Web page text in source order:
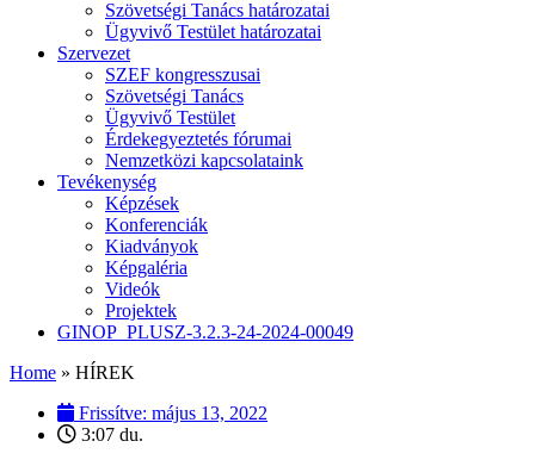
Szövetségi Tanács határozatai
Ügyvivő Testület határozatai
Szervezet
SZEF kongresszusai
Szövetségi Tanács
Ügyvivő Testület
Érdekegyeztetés fórumai
Nemzetközi kapcsolataink
Tevékenység
Képzések
Konferenciák
Kiadványok
Képgaléria
Videók
Projektek
GINOP_PLUSZ-3.2.3-24-2024-00049
Home » HÍREK
Frissítve: május 13, 2022
3:07 du.